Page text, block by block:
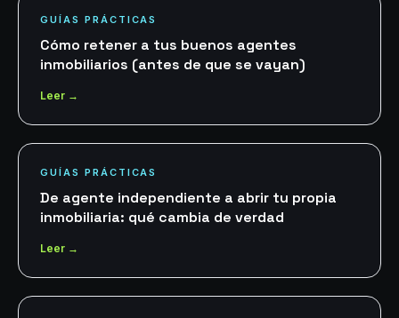
GUÍAS PRÁCTICAS
Cómo retener a tus buenos agentes
inmobiliarios (antes de que se vayan)
Leer →
GUÍAS PRÁCTICAS
De agente independiente a abrir tu propia
inmobiliaria: qué cambia de verdad
Leer →